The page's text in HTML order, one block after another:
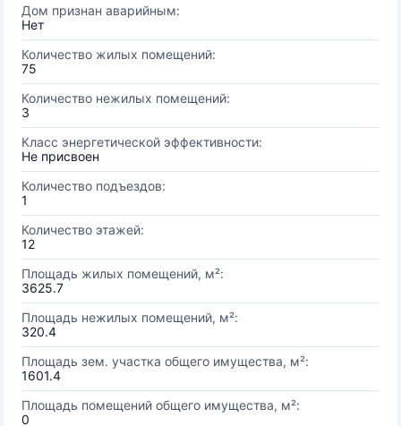
Дом признан аварийным:
Нет
Количество жилых помещений:
75
Количество нежилых помещений:
3
Класс энергетической эффективности:
Не присвоен
Количество подъездов:
1
Количество этажей:
12
Площадь жилых помещений, м²:
3625.7
Площадь нежилых помещений, м²:
320.4
Площадь зем. участка общего имущества, м²:
1601.4
Площадь помещений общего имущества, м²:
0